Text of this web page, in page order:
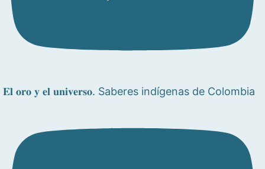
𝐄𝐥 𝐨𝐫𝐨 𝐲 𝐞𝐥 𝐮𝐧𝐢𝐯𝐞𝐫𝐬𝐨. Saberes indígenas de Colombia